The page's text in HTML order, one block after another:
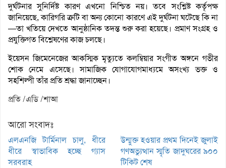
দুর্ঘটনার সুনির্দিষ্ট কারণ এখনো নিশ্চিত নয়। তবে সংশ্লিষ্ট কর্তৃপক্ষ
জানিয়েছে, কারিগরি ত্রুটি বা অন্য কোনো কারণে এই দুর্ঘটনা ঘটেছে কি না
—তা খতিয়ে দেখতে আনুষ্ঠানিক তদন্ত শুরু করা হয়েছে। প্রমাণ সংগ্রহ ও
প্রযুক্তিগত বিশ্লেষণের কাজ চলছে।
ইয়েসন জিমেনেজের আকস্মিক মৃত্যুতে কলম্বিয়ার সংগীত অঙ্গনে গভীর
শোক নেমে এসেছে। সামাজিক যোগাযোগমাধ্যমে অসংখ্য ভক্ত ও
সহশিল্পী তাঁর প্রতি শ্রদ্ধা জানাচ্ছেন।
প্রতি /এডি /শাআ
আরো সংবাদঃ
এলএনজি টার্মিনাল চালু, ধীরে
ধীরে স্বাভাবিক হচ্ছে গ্যাস
সরবরাহ
উন্মুক্ত হওয়ার প্রথম দিনেই জুলাই
গণঅভ্যুত্থান স্মৃতি জাদুঘরের ৯০০
টিকিট শেষ